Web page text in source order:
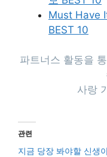
Must Have
BEST 10
파트너스 활동을
사랑
관련
지금 당장 봐야할 신생